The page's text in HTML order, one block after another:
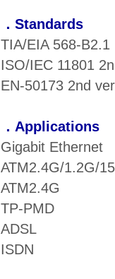
．Standards
TIA/EIA 568-B2.1
ISO/IEC 11801
EN-50173 2nd
．Applications
Gigabit Ethernet
ATM2.4G/1.2G/
ATM2.4G
TP-PMD
ADSL
ISDN